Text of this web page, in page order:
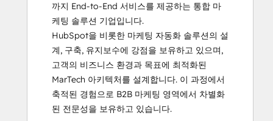
까지 End-to-End 서비스를 제공하는 통합 마
케팅 솔루션 기업입니다.
HubSpot을 비롯한 마케팅 자동화 솔루션의 설
계, 구축, 유지보수에 강점을 보유하고 있으며,
고객의 비즈니스 환경과 목표에 최적화된
MarTech 아키텍처를 설계합니다. 이 과정에서
축적된 경험으로 B2B 마케팅 영역에서 차별화
된 전문성을 보유하고 있습니다.